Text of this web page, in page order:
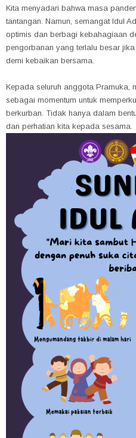
Kita menyadari bahwa masa
tantangan. Namun, semangat Idul
optimis dan berbagi kebahagiaan
pengorbanan yang terlalu besar
demi kebaikan bersama.
Kepada seluruh anggota Pramuka,
sebagai momentum untuk
berkurban. Tidak hanya dalam
dan perhatian kita kepada sesama.